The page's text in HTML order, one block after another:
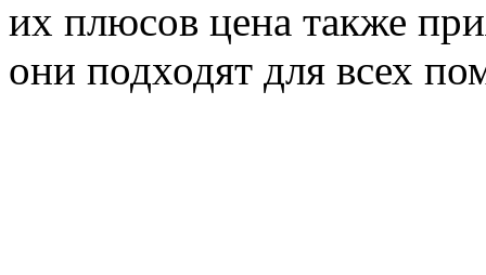
их плюсов цена также
они подходят для всех